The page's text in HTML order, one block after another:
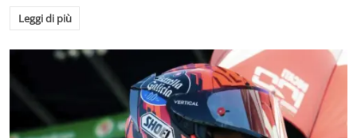
Leggi di più